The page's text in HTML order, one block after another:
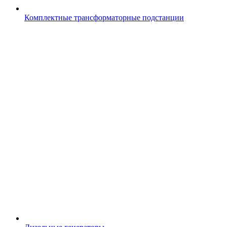
Комплектные трансформаторные подстанции